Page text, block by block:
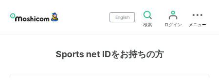
English
検索
ログイン メニュー
Sports net IDをお持ちの方